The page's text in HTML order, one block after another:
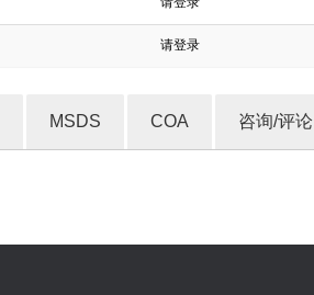
请登录
MSDS COA 咨询/评论